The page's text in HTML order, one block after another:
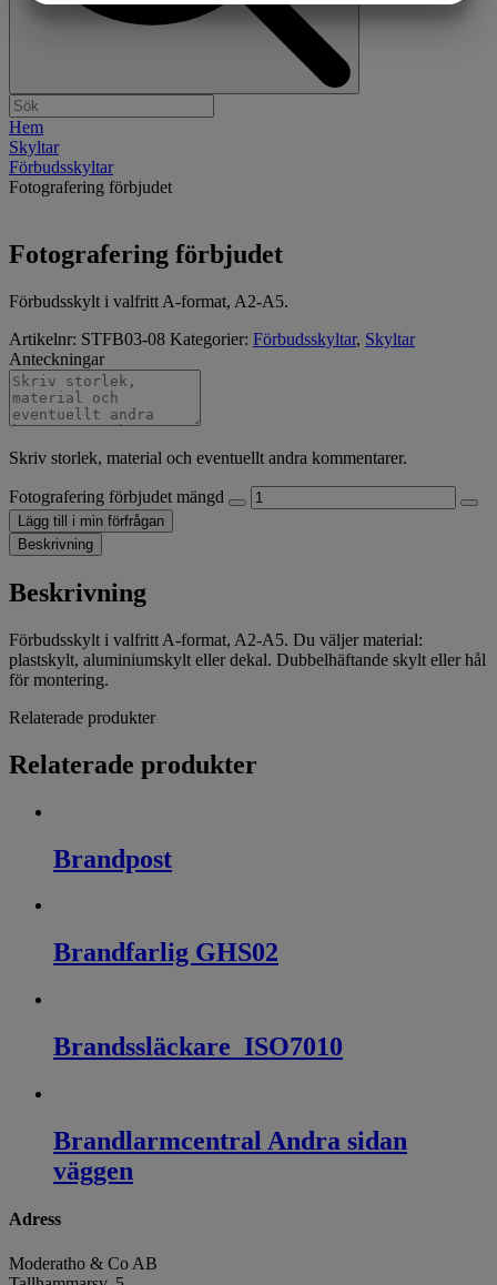
Hem
Skyltar
Förbudsskyltar
Fotografering förbjudet
Fotografering förbjudet
Förbudsskylt i valfritt A-format, A2-A5.
Artikelnr: STFB03-08 Kategorier: Förbudsskyltar, Skyltar
Anteckningar
Skriv storlek, material och eventuellt andra kommentarer.
Fotografering förbjudet mängd
Lägg till i min förfrågan
Beskrivning
Beskrivning
Förbudsskylt i valfritt A-format, A2-A5. Du väljer material:
plastskylt, aluminiumskylt eller dekal. Dubbelhäftande skylt eller hål
för montering.
Relaterade produkter
Relaterade produkter
Brandpost
Brandfarlig GHS02
Brandssläckare_ISO7010
Brandlarmcentral Andra sidan
väggen
Adress
Moderatho & Co AB
MARKNADSFÖRING STATISTIK